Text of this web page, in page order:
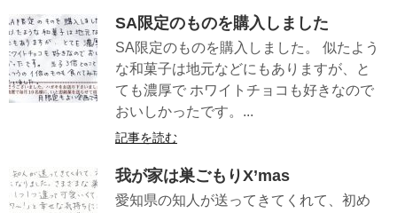
SA限定のものを購入しました
SA限定のものを購入しました。 似たよう
な和菓子は地元などにもありますが、と
ても濃厚で ホワイトチョコも好きなので
おいしかったです。...
記事を読む
我が家は巣ごもりX’mas
愛知県の知人が送ってきてくれて、初め